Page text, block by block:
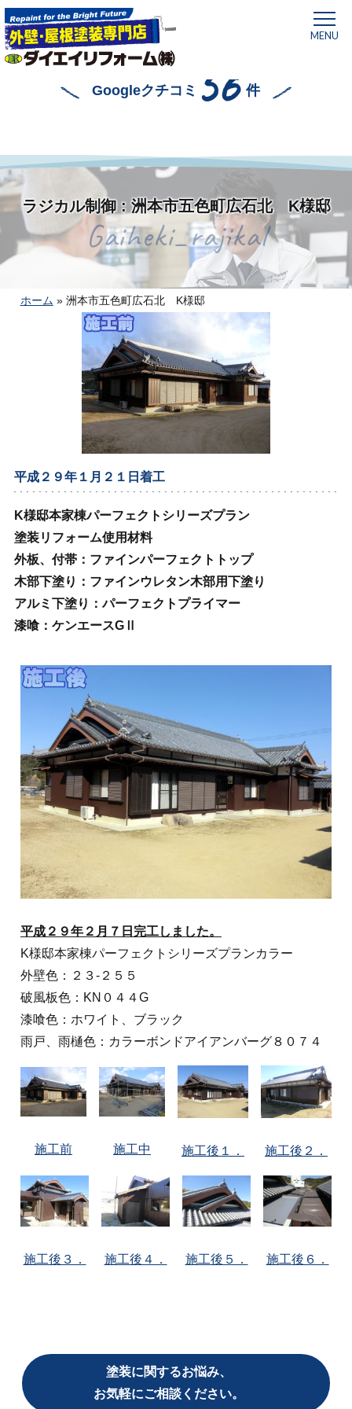
MENU
Googleクチコミ 56 件
ホーム » 洲本市五色町広石北 K様邸
ラジカル制御 : 洲本市五色町広石北 K様邸
Gaiheki_rajikal
平成２９年１月２１日着工
K様邸本家棟パーフェクトシリーズプラン
塗装リフォーム使用材料
外板、付帯：ファインパーフェクトトップ
木部下塗り：ファインウレタン木部用下塗り
アルミ下塗り：パーフェクトプライマー
漆喰：ケンエースGⅡ
平成２９年２月７日完工しました。
K様邸本家棟パーフェクトシリーズプランカラー
外壁色：２３‐２５５
破風板色：KN０４４G
漆喰色：ホワイト、ブラック
雨戸、雨樋色：カラーボンドアイアンバーグ８０７４
施工前 施工中 施工後１． 施工後２．
施工後３． 施工後４． 施工後５． 施工後６．
塗装に関するお悩み、
お気軽にご相談ください。